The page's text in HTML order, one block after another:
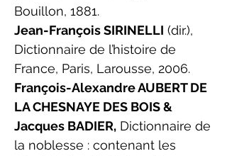
Bouillon, 1881.
Jean-François SIRINELLI (dir.),
Dictionnaire de l’histoire de
France, Paris, Larousse, 2006.
François-Alexandre AUBERT DE
LA CHESNAYE DES BOIS &
Jacques BADIER, Dictionnaire de
la noblesse : contenant les